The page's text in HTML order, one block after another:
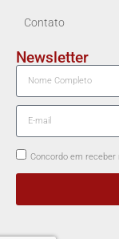
Contato
Newsletter
Concordo em receber